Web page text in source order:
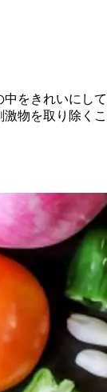
をきれいにして
物を取り除くこ